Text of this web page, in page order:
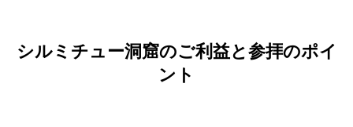
シルミチュー洞窟のご利益と参拝のポイ
ント